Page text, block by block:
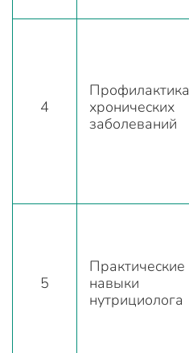
4
Профилактика
хронических
заболеваний
5
Практические
навыки
нутрициолога